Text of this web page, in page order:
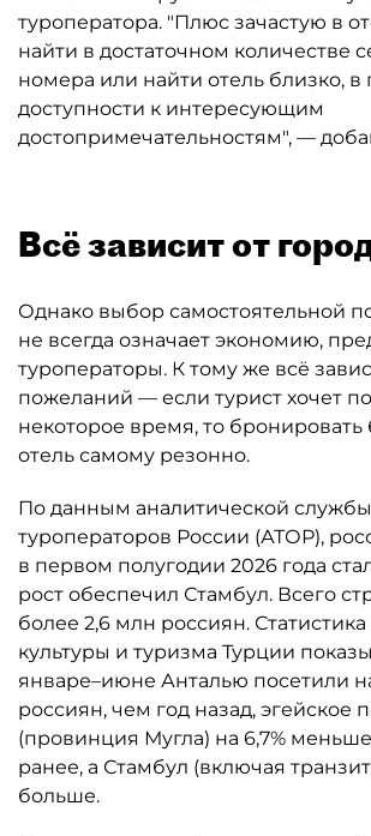
туроператора. "Плюс зачастую в
найти в достаточном количестве
номера или найти отель близко,
доступности к интересующим
достопримечательностям", —
Всё зависит от
Однако выбор самостоятельной
не всегда означает экономию,
туроператоры. К тому же всё
пожеланий — если турист хочет
некоторое время, то бронировать
отель самому резонно.
По данным аналитической
туроператоров России (АТОР),
в первом полугодии 2026 года
рост обеспечил Стамбул. Всего
более 2,6 млн россиян.
культуры и туризма Турции
январе–июне Анталью посетили
россиян, чем год назад, эгейское
(провинция Мугла) на 6,7%
ранее, а Стамбул (включая
больше.